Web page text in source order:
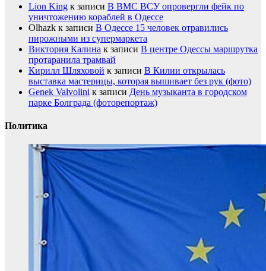
Lion King к записи В ВМС ВСУ опровергли фейк по
уничтожению кораблей в Одессе
Olhazk к записи В Одессе 15 человек отравились
пирожными из супермаркета
Виктория Калина к записи В центре Одессы маршрутка
протаранила трамвай
Кирилл Шляховой к записи В Килии открылась
выставка мастерицы, которая вышивает без рук (фото)
Genek Valvolini к записи День музыканта в городском
парке Болграда (фоторепортаж)
Политика